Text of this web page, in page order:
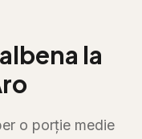
la
o porție medie